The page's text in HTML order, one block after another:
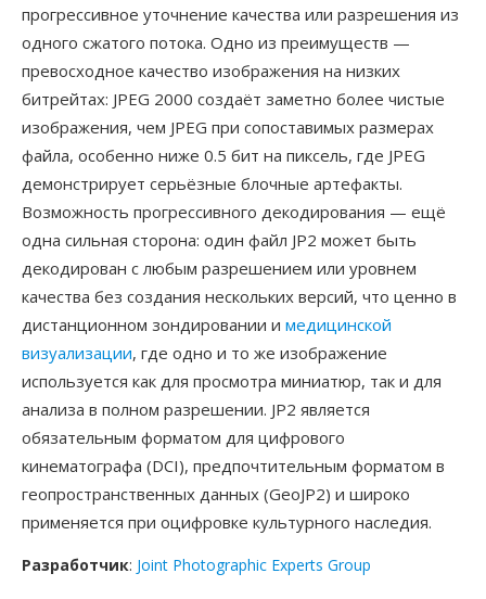
прогрессивное уточнение качества или разрешения из
одного сжатого потока. Одно из преимуществ —
превосходное качество изображения на низких
битрейтах: JPEG 2000 создаёт заметно более чистые
изображения, чем JPEG при сопоставимых размерах
файла, особенно ниже 0.5 бит на пиксель, где JPEG
демонстрирует серьёзные блочные артефакты.
Возможность прогрессивного декодирования — ещё
одна сильная сторона: один файл JP2 может быть
декодирован с любым разрешением или уровнем
качества без создания нескольких версий, что ценно в
дистанционном зондировании и медицинской
визуализации, где одно и то же изображение
используется как для просмотра миниатюр, так и для
анализа в полном разрешении. JP2 является
обязательным форматом для цифрового
кинематографа (DCI), предпочтительным форматом в
геопространственных данных (GeoJP2) и широко
применяется при оцифровке культурного наследия.
Разработчик: Joint Photographic Experts Group